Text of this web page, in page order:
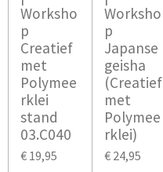
Worksho
p
Creatief
met
Polymee
rklei
stand
03.C040
€ 19,95
Worksho
p
Japanse
geisha
(Creatief
met
Polymee
rklei)
€ 24,95